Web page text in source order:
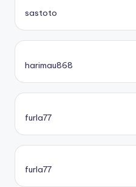
sastoto
harimau868
furla77
furla77